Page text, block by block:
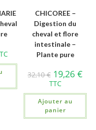
CHICOREE –
Digestion du
cheval et flore
intestinale –
Plante pure
32,10€ 19,26€
TTC
Ajouter au
panier